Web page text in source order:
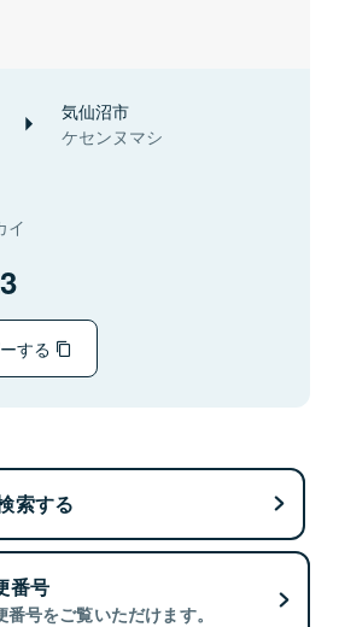
気仙沼市
ケセンヌマシ
イ
する
索する
番号
号をご覧いただけます。